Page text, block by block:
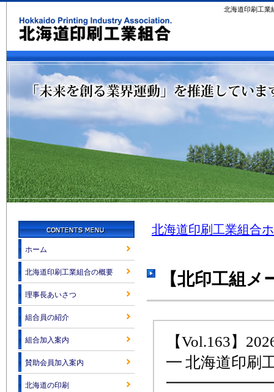
北海道印刷工業
北海道印刷工業組合
【北印工組
【Vol.163】
━ 北海道印刷
ホーム
北海道印刷工業組合の概要
理事長あいさつ
組合員の紹介
組合加入案内
賛助会員加入案内
北海道の印刷